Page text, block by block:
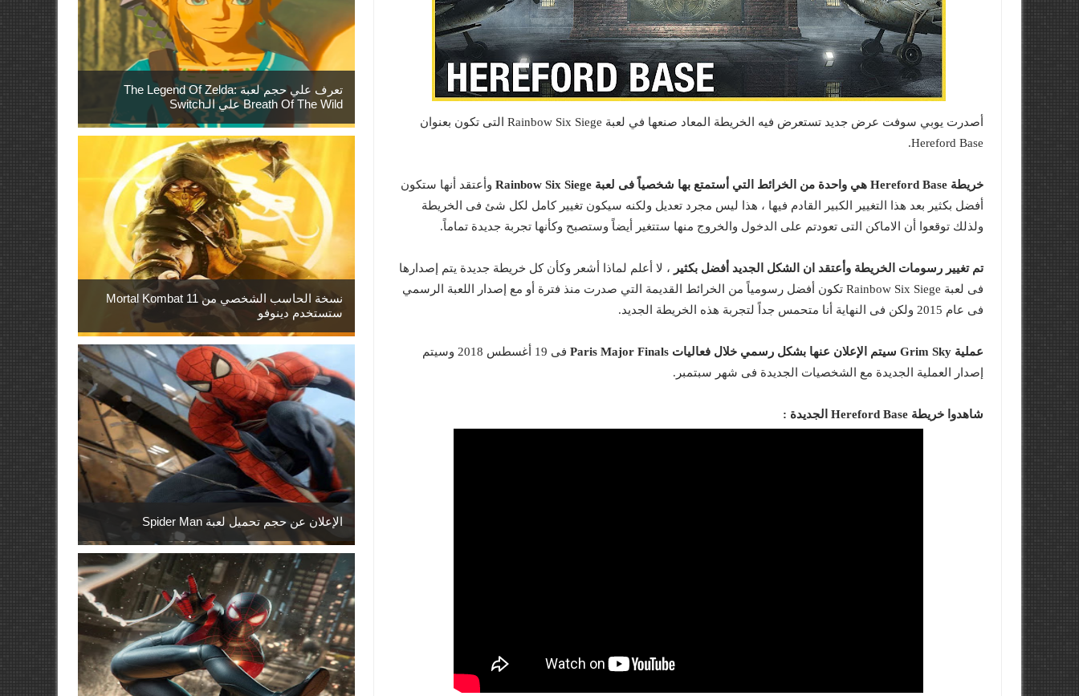
أصدرت يوبي سوفت عرض جديد تستعرض فيه الخريطة المعاد صنعها في لعبة Rainbow Six Siege التى تكون بعنوان
Hereford Base.
خريطة Hereford Base هي واحدة من الخرائط التي أستمتع بها شخصياً فى لعبة Rainbow Six Siege
وأعتقد أنها ستكون
أفضل بكثير بعد هذا التغيير الكبير القادم فيها ، هذا ليس مجرد تعديل ولكنه سيكون تغيير كامل لكل شئ فى الخريطة
ولذلك توقعوا أن الاماكن التى تعودتم على الدخول والخروج منها ستتغير أيضاً وستصبح وكأنها تجربة جديدة تماماً.
تم تغيير رسومات الخريطة وأعتقد ان الشكل الجديد أفضل بكثير ، لا أعلم لماذا أشعر وكأن كل خريطة جديدة يتم إصدارها
فى لعبة Rainbow Six Siege تكون أفضل رسومياً من الخرائط القديمة التي صدرت منذ فترة أو مع إصدار اللعبة الرسمي
فى عام 2015 ولكن فى النهاية أنا متحمس جداً لتجربة هذه الخريطة الجديد.
عملية Grim Sky سيتم الإعلان عنها بشكل رسمي خلال فعاليات Paris Major Finals
فى 19 أغسطس 2018 وسيتم
إصدار العملية الجديدة مع الشخصيات الجديدة فى شهر سبتمبر.
شاهدوا خريطة Hereford Base الجديدة :
تعرف علي حجم لعبة The Legend Of Zelda:
Breath Of The Wild علي الـSwitch
نسخة الحاسب الشخصي من Mortal Kombat 11
ستستخدم دينوفو
الإعلان عن حجم تحميل لعبة Spider Man